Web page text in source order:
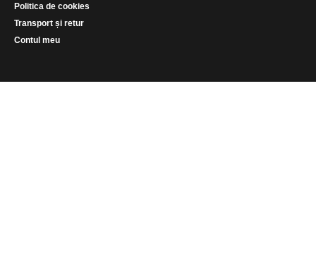
Politica de cookies
Transport și retur
Contul meu